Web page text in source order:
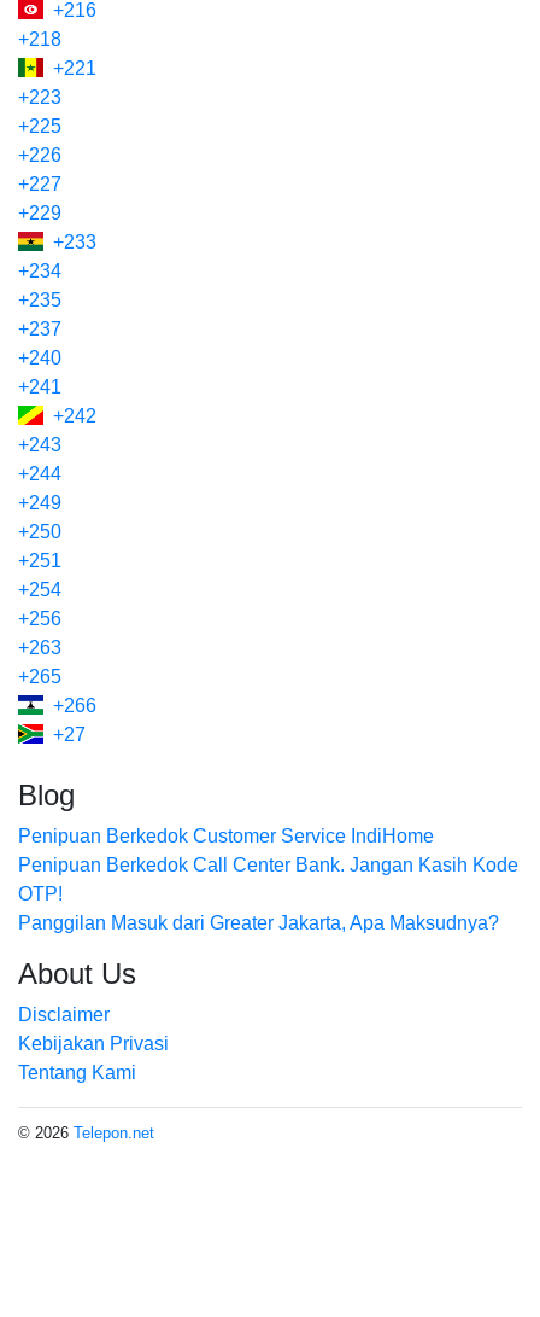
+216
+218
+221
+223
+225
+226
+227
+229
+233
+234
+235
+237
+240
+241
+242
+243
+244
+249
+250
+251
+254
+256
+263
+265
+266
+27
Blog
Penipuan Berkedok Customer Service IndiHome
Penipuan Berkedok Call Center Bank. Jangan Kasih Kode
OTP!
Panggilan Masuk dari Greater Jakarta, Apa Maksudnya?
About Us
Disclaimer
Kebijakan Privasi
Tentang Kami
© 2026 Telepon.net